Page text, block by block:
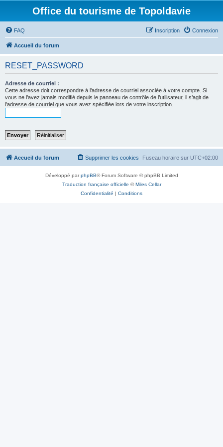
Office du tourisme de Topoldavie
FAQ Connexion
Inscription
Accueil du forum
RESET_PASSWORD
Adresse de courriel :
Cette adresse doit correspondre à l’adresse de courriel associée à votre compte. Si
vous ne l’avez jamais modifié depuis le panneau de contrôle de l’utilisateur, il s’agit de
l’adresse de courriel que vous avez spécifiée lors de votre inscription.
Accueil du forum Fuseau horaire sur UTC+02:00
Supprimer les cookies
Développé parphpBB® Forum Software © phpBB Limited
Traduction française officielle ©Miles Cellar
Confidentialité | Conditions